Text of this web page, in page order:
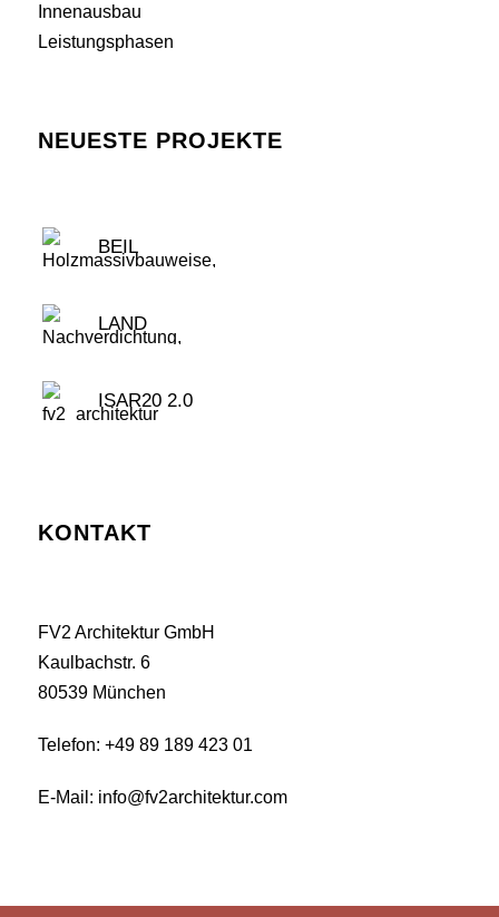
Innenausbau
Leistungsphasen
NEUESTE PROJEKTE
BEIL
LAND
ISAR20 2.0
KONTAKT
FV2 Architektur GmbH
Kaulbachstr. 6
80539 München
Telefon: +49 89 189 423 01
E-Mail: info@fv2architektur.com